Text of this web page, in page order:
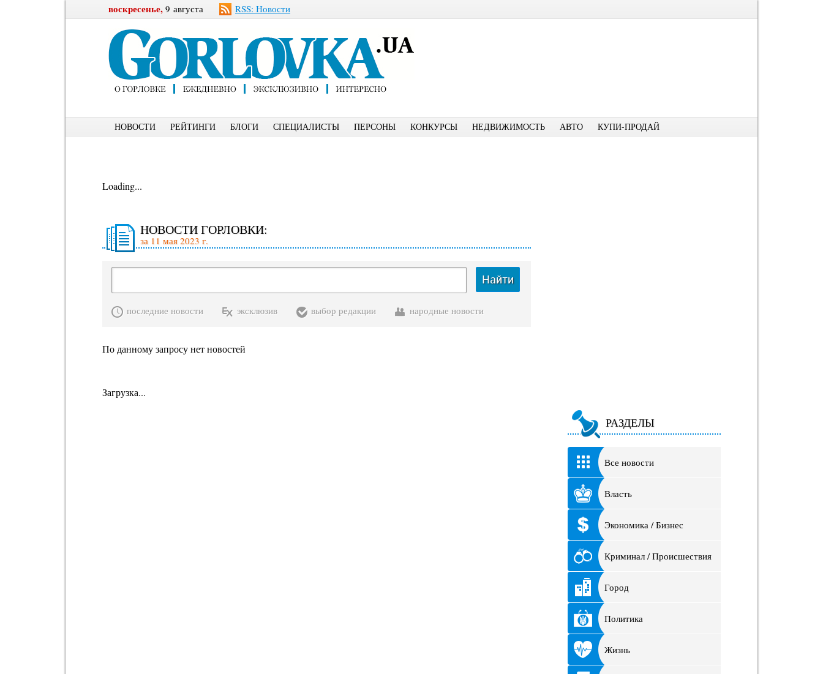
воскресенье, 9 августа RSS: Новости
НОВОСТИ РЕЙТИНГИ БЛОГИ СПЕЦИАЛИСТЫ ПЕРСОНЫ КОНКУРСЫ НЕДВИЖИМОСТЬ АВТО КУПИ-ПРОДАЙ
Loading...
НОВОСТИ ГОРЛОВКИ:
за 11 мая 2023 г.
Найти
последние новости эксклюзив выбор редакции народные новости
По данному запросу нет новостей
Загрузка...
РАЗДЕЛЫ
Все новости
Власть
Экономика / Бизнес
Криминал / Происшествия
Город
Политика
Жизнь